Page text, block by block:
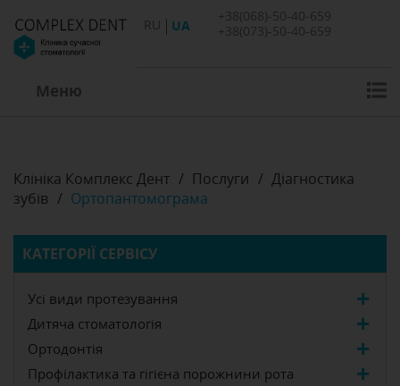
RU UA
+38(068)-50-40-659
+38(073)-50-40-659
Меню
Клініка Комплекс Дент / Послуги / Діагностика
зубів / Ортопантомограма
КАТЕГОРІЇ СЕРВІСУ
Усі види протезування
Дитяча стоматологія
Ортодонтія
Профілактика та гігієна порожнини рота